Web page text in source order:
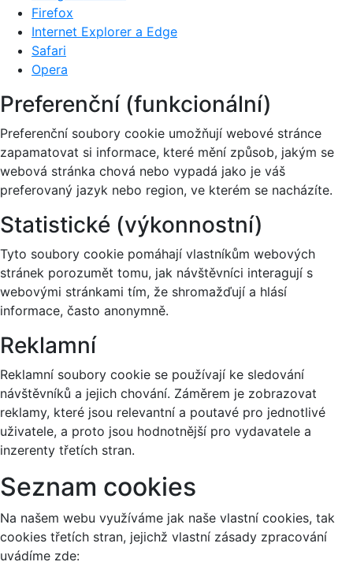
Firefox
Internet Explorer a Edge
Safari
Opera
Preferenční (funkcionální)
Preferenční soubory cookie umožňují webové stránce
zapamatovat si informace, které mění způsob, jakým se
webová stránka chová nebo vypadá jako je váš
preferovaný jazyk nebo region, ve kterém se nacházíte.
Statistické (výkonnostní)
Tyto soubory cookie pomáhají vlastníkům webových
stránek porozumět tomu, jak návštěvníci interagují s
webovými stránkami tím, že shromažďují a hlásí
informace, často anonymně.
Reklamní
Reklamní soubory cookie se používají ke sledování
návštěvníků a jejich chování. Záměrem je zobrazovat
reklamy, které jsou relevantní a poutavé pro jednotlivé
uživatele, a proto jsou hodnotnější pro vydavatele a
inzerenty třetích stran.
Seznam cookies
Na našem webu využíváme jak naše vlastní cookies, tak
cookies třetích stran, jejichž vlastní zásady zpracování
uvádíme zde: